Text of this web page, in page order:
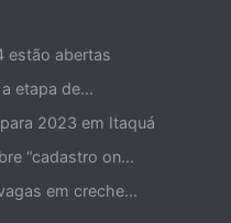
estão abertas
etapa de...
2023 em Itaquá
“cadastro on...
em creche...